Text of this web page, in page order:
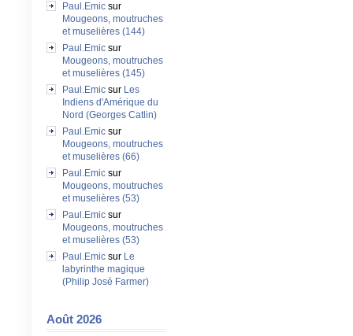
Paul.Emic sur
Mougeons, moutruches
et muselières (144)
Paul.Emic sur
Mougeons, moutruches
et muselières (145)
Paul.Emic sur Les
Indiens d'Amérique du
Nord (Georges Catlin)
Paul.Emic sur
Mougeons, moutruches
et muselières (66)
Paul.Emic sur
Mougeons, moutruches
et muselières (53)
Paul.Emic sur
Mougeons, moutruches
et muselières (53)
Paul.Emic sur Le
labyrinthe magique
(Philip José Farmer)
Août 2026